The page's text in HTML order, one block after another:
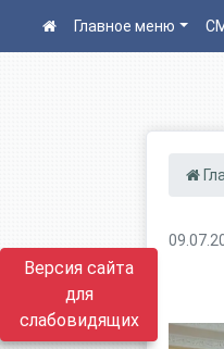
Версия сайта
для
слабовидящих
Главное меню